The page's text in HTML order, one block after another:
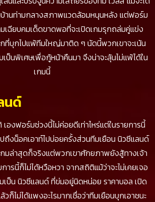
บ้านท่ามกลางสภาพแวดล้อมหนุนหลัง แต่ฟอร์ม
เฉียบคมเด็ดขาดพอที่จะเปิดเกมรุกถล่มคู่แข่ง
ที่บุกไปแพ้ทีมใหญ่มาติด ๆ นัดนี้พวกเขาจะเน้น
ป็นพิเศษเพื่อกู้หน้าคืนมา จึงน่าจะลุ้นไม่แพ้ได้ใน
เกมนี้
นด์
อร์มช่วงนี้ไม่ค่อยดีเท่าไหร่แต่ในรายการนี้
ถึงน็อคเอาท์ไปบ่อยครั้งส่วนทีมเยือน นิวซีแลนด์
เกมล่าสุดก็จริงแต่พวกเขาศักยภาพยังสู้ทางเจ้า
ารนี้ก็ไม่ได้หวือหวา จากสถิติแม้ว่าจะไม่เคยเจอ
ป็น นิวซีแลนด์ ที่ข่มอยู่นิดหน่อย ราคาบอล เปิด
ก็ไม่ได้แพงอะไรมากเชื่อว่าทีมเยือนบุกเอาชนะ